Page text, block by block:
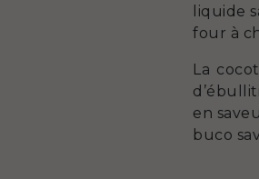
liquide
four à
La
en
buco